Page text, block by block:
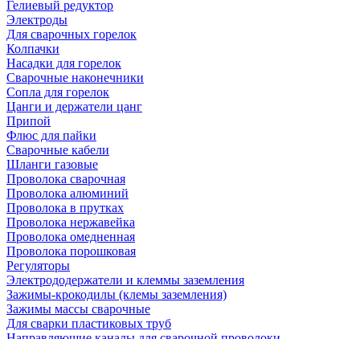
Гелиевый редуктор
Электроды
Для сварочных горелок
Колпачки
Насадки для горелок
Сварочные наконечники
Сопла для горелок
Цанги и держатели цанг
Припой
Флюс для пайки
Сварочные кабели
Шланги газовые
Проволока сварочная
Проволока алюминий
Проволока в прутках
Проволока нержавейка
Проволока омедненная
Проволока порошковая
Регуляторы
Электрододержатели и клеммы заземления
Зажимы-крокодилы (клемы заземления)
Зажимы массы сварочные
Для сварки пластиковых труб